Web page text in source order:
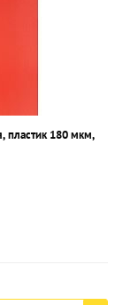
пластик 180 мкм,